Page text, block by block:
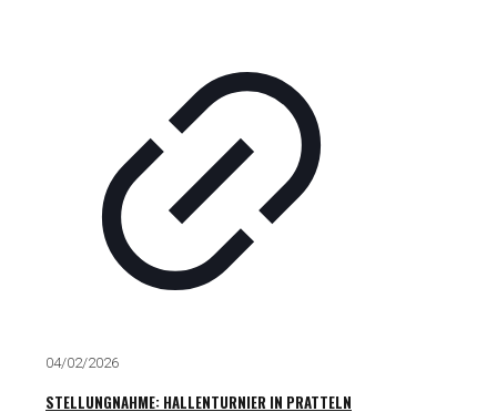
04/02/2026
STELLUNGNAHME: HALLENTURNIER IN PRATTELN